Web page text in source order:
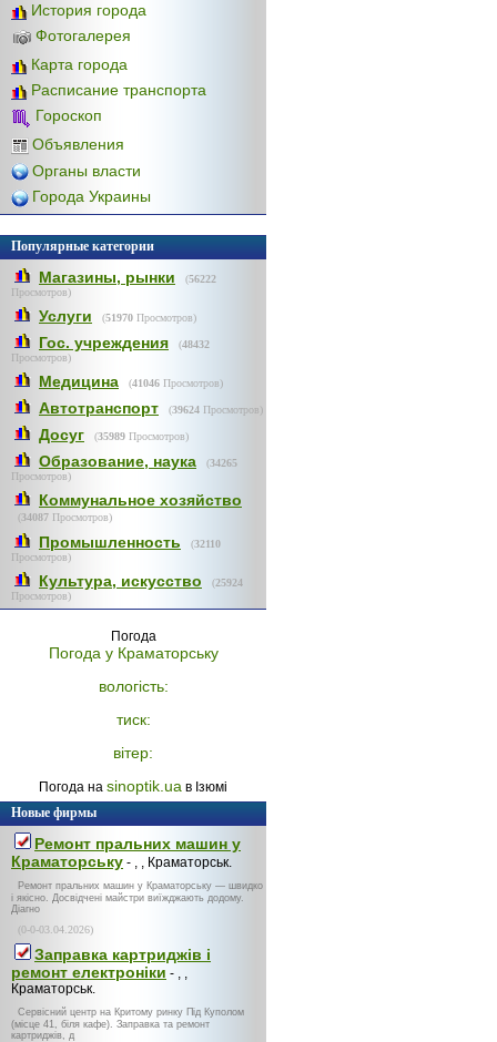
История города
Фотогалерея
Карта города
Расписание транспорта
Гороскоп
Объявления
Органы власти
Города Украины
Популярные категории
Магазины, рынки (56222
Просмотров)
Услуги (51970 Просмотров)
Гос. учреждения (48432
Просмотров)
Медицина (41046 Просмотров)
Автотранспорт (39624 Просмотров)
Досуг (35989 Просмотров)
Образование, наука (34265
Просмотров)
Коммунальное хозяйство
(34087 Просмотров)
Промышленность (32110
Просмотров)
Культура, искусство (25924
Просмотров)
Погода
Погода у Краматорську
вологість:
тиск:
вітер:
Погода на sinoptik.ua в Ізюмі
Новые фирмы
Ремонт пральних машин у
Краматорську - , , Краматорськ.
Ремонт пральних машин у Краматорську — швидко
і якісно. Досвідчені майстри виїжджають додому.
Діагно
(0-0-03.04.2026)
Заправка картриджів і
ремонт електроніки - , ,
Краматорськ.
Сервісний центр на Критому ринку Під Куполом
(місце 41, біля кафе). Заправка та ремонт
картриджів, д